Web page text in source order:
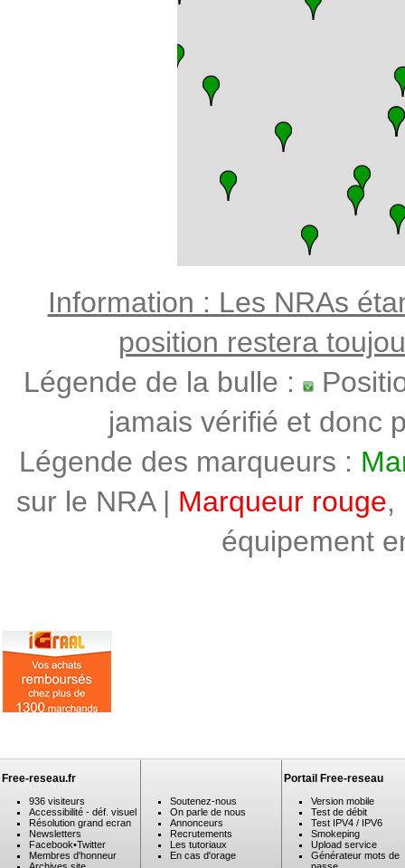
Information : Les NRAs
position restera
Légende de la bulle :
jamais vérifié et donc
Légende des marqueurs :
sur le NRA | Marqueur rouge,
équipement
Free-reseau.fr
936 visiteurs
Accessibilité - déf. visuel
Résolution grand ecran
Newsletters
Facebook•Twitter
Membres d'honneur
Soutenez-nous
On parle de nous
Annonceurs
Recrutements
Les tutoriaux
En cas d'orage
Portail Free-reseau
Version mobile
Test de débit
Test IPV4 / IPV6
Smokeping
Upload service
Générateur mots de